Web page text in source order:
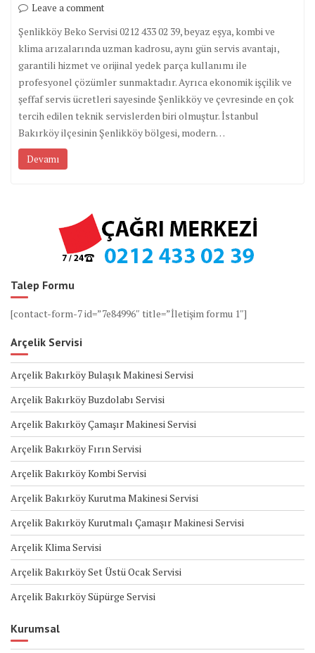
Leave a comment
Şenlikköy Beko Servisi 0212 433 02 39, beyaz eşya, kombi ve
klima arızalarında uzman kadrosu, aynı gün servis avantajı,
garantili hizmet ve orijinal yedek parça kullanımı ile
profesyonel çözümler sunmaktadır. Ayrıca ekonomik işçilik ve
şeffaf servis ücretleri sayesinde Şenlikköy ve çevresinde en çok
tercih edilen teknik servislerden biri olmuştur. İstanbul
Bakırköy ilçesinin Şenlikköy bölgesi, modern…
Devamı
Talep Formu
[contact-form-7 id=”7e84996″ title=”İletişim formu 1″]
Arçelik Servisi
Arçelik Bakırköy Bulaşık Makinesi Servisi
Arçelik Bakırköy Buzdolabı Servisi
Arçelik Bakırköy Çamaşır Makinesi Servisi
Arçelik Bakırköy Fırın Servisi
Arçelik Bakırköy Kombi Servisi
Arçelik Bakırköy Kurutma Makinesi Servisi
Arçelik Bakırköy Kurutmalı Çamaşır Makinesi Servisi
Arçelik Klima Servisi
Arçelik Bakırköy Set Üstü Ocak Servisi
Arçelik Bakırköy Süpürge Servisi
Kurumsal